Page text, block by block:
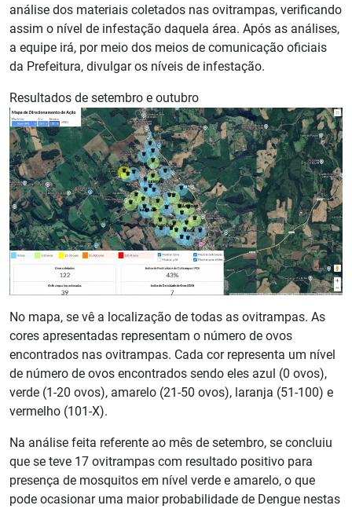
análise dos materiais coletados nas ovitrampas, verificando
assim o nível de infestação daquela área. Após as análises,
a equipe irá, por meio dos meios de comunicação oficiais
da Prefeitura, divulgar os níveis de infestação.
Resultados de setembro e outubro
No mapa, se vê a localização de todas as ovitrampas. As
cores apresentadas representam o número de ovos
encontrados nas ovitrampas. Cada cor representa um nível
de número de ovos encontrados sendo eles azul (0 ovos),
verde (1-20 ovos), amarelo (21-50 ovos), laranja (51-100) e
vermelho (101-X).
Na análise feita referente ao mês de setembro, se concluiu
que se teve 17 ovitrampas com resultado positivo para
presença de mosquitos em nível verde e amarelo, o que
pode ocasionar uma maior probabilidade de Dengue nestas